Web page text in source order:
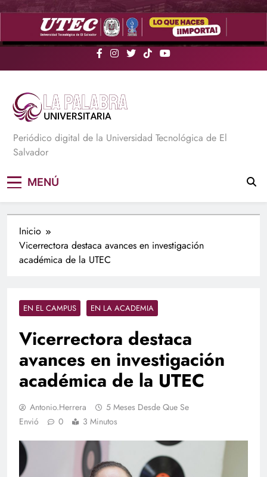
Saltar
La Palabra Universitaria
Periódico digital de la Universidad Tecnológica de El
Salvador
MENÚ
Inicio
Vicerrectora destaca avances en investigación
académica de la UTEC
EN EL CAMPUS EN LA ACADEMIA
Vicerrectora destaca
avances en investigación
académica de la UTEC
Antonio.herrera
5 Meses Desde Que Se
Envió
0 3 Minutos